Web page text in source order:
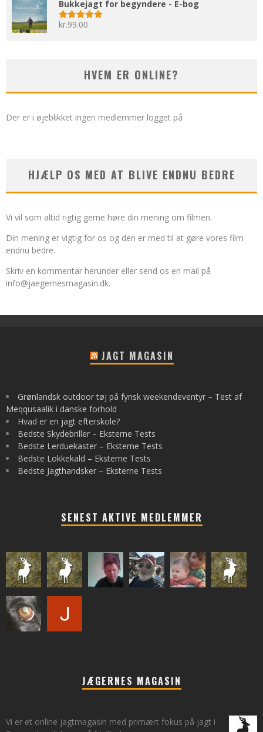
Bukkejagt for begyndere - E-bog
Vurderet
kr.99.00
HVEM ER ONLINE?
Der er i øjeblikket ingen medlemmer logget på
HJÆLP OS MED AT BLIVE ENDNU BEDRE
Vi vil som altid rigtig gerne høre din mening om filmen.
Din mening er vigtig for os og den er med til at gøre vores film
endnu bedre.
Skriv en kommentar herunder eller send os en mail på
info@jaegernesmagasin.dk.
JAGT MAGASIN
Grønlandsk outdoor tøj på fynsk weekendeventyr – Test af
Meqqusaalik i danske forhold
Hvad er en jagt efterskole?
Bedste Skydebriller – Eksterne Tests
Bedste Lerduekaster – Eksterne Tests
Bedste Lokkekald – Eksterne Tests
Bedste Jagthandsker – Eksterne Tests
SENEST AKTIVE MEDLEMMER
JÆGERNES MAGASIN
Vi er et online jagtmagasin med primært fokus på jagt i